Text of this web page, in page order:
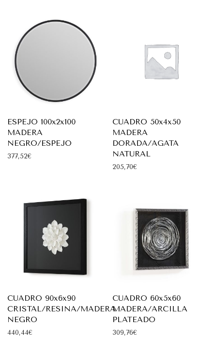
ESPEJO 100x2x100
MADERA
NEGRO/ESPEJO
377,52€
CUADRO 50x4x50
MADERA
DORADA/AGATA
NATURAL
205,70€
CUADRO 90x6x90
CRISTAL/RESINA/MADERA
NEGRO
440,44€
CUADRO 60x5x60
MADERA/ARCILLA
PLATEADO
309,76€